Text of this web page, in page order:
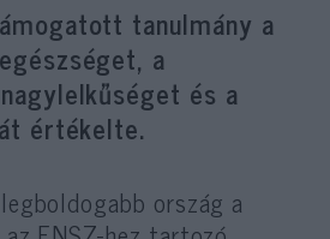
tanulmány a
a
és a
értékelte.
ország a